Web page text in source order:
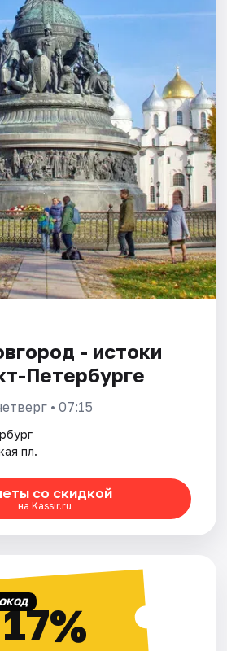
- истоки
Петербурге
• 07:15
пл.
со скидкой
на Kassir.ru
17%